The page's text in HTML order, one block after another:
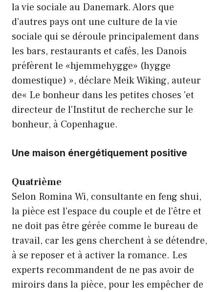
la vie sociale au Danemark. Alors que
d'autres pays ont une culture de la vie
sociale qui se déroule principalement dans
les bars, restaurants et cafés, les Danois
préfèrent le «hjemmehygge» (hygge
domestique) », déclare Meik Wiking, auteur
de« Le bonheur dans les petites choses 'et
directeur de l'Institut de recherche sur le
bonheur, à Copenhague.
Une maison énergétiquement positive
Quatrième
Selon Romina Wi, consultante en feng shui,
la pièce est l'espace du couple et de l'être et
ne doit pas être gérée comme le bureau de
travail, car les gens cherchent à se détendre,
à se reposer et à activer la romance. Les
experts recommandent de ne pas avoir de
miroirs dans la pièce, pour les empêcher de